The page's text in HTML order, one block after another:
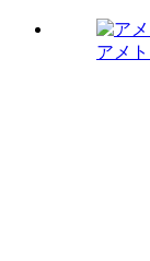
アメ